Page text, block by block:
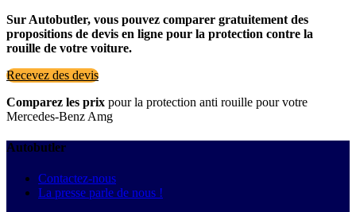
Sur Autobutler, vous pouvez comparer gratuitement des
propositions de devis en ligne pour la protection contre la
rouille de votre voiture.
Recevez des devis
Comparez les prix pour la protection anti rouille pour votre
Mercedes-Benz Amg
Autobutler
Contactez-nous
La presse parle de nous !